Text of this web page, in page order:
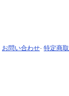
お問い合わせ- 特定商